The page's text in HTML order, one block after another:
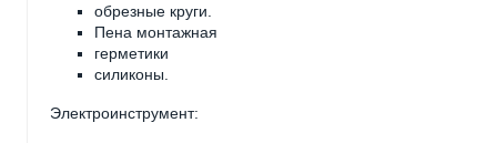
обрезные круги.
Пена монтажная
герметики
силиконы.
Электроинструмент: